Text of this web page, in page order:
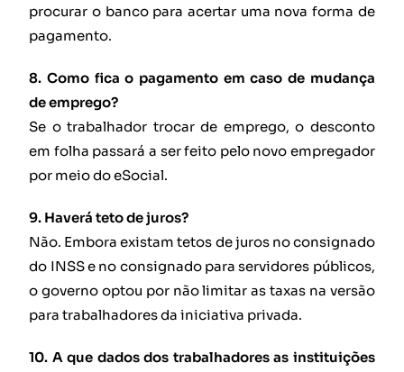
procurar o banco para acertar uma nova forma de
pagamento.
8. Como fica o pagamento em caso de mudança
de emprego?
Se o trabalhador trocar de emprego, o desconto
em folha passará a ser feito pelo novo empregador
por meio do eSocial.
9. Haverá teto de juros?
Não. Embora existam tetos de juros no consignado
do INSS e no consignado para servidores públicos,
o governo optou por não limitar as taxas na versão
para trabalhadores da iniciativa privada.
10. A que dados dos trabalhadores as instituições